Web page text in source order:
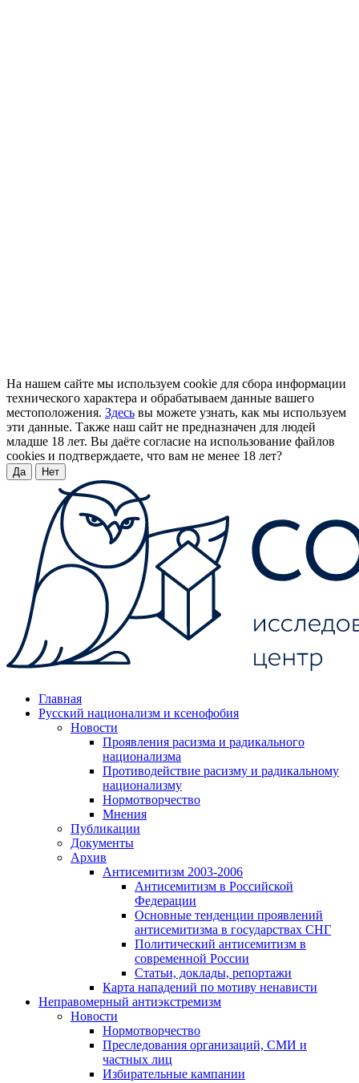
На нашем сайте мы используем cookie для сбора информации
технического характера и обрабатываем данные вашего
местоположения. Здесь вы можете узнать, как мы используем
эти данные. Также наш сайт не предназначен для людей
младше 18 лет. Вы даёте согласие на использование файлов
cookies и подтверждаете, что вам не менее 18 лет?
Да Нет
Главная
Русский национализм и ксенофобия
Новости
Проявления расизма и радикального
национализма
Противодействие расизму и радикальному
национализму
Нормотворчество
Мнения
Публикации
Документы
Архив
Антисемитизм 2003-2006
Антисемитизм в Российской
Федерации
Основные тенденции проявлений
антисемитизма в государствах СНГ
Политический антисемитизм в
современной России
Статьи, доклады, репортажи
Карта нападений по мотиву ненависти
Неправомерный антиэкстремизм
Новости
Нормотворчество
Преследования организаций, СМИ и
частных лиц
Избирательные кампании